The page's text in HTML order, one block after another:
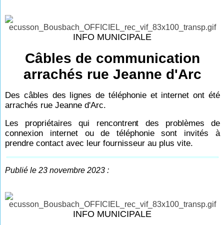
INFO MUNICIPALE
Câbles de communication
arrachés rue Jeanne d'Arc
Des câbles des lignes de téléphonie et internet ont été
arrachés rue Jeanne d'Arc.
Les propriétaires qui rencontrent des problèmes de
connexion internet ou de téléphonie sont invités à
prendre contact avec leur fournisseur au plus vite.
Publié le 23 novembre 2023 :
INFO MUNICIPALE